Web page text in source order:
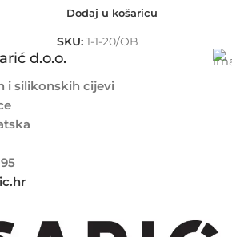
Dodaj u košaricu
SKU: 1-1-20/OB
d.o.o.
i silikonskih cijevi